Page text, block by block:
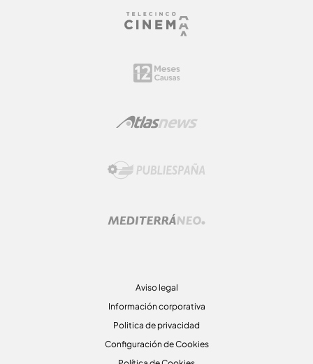
Aviso legal
Información corporativa
Politica de privacidad
Configuración de Cookies